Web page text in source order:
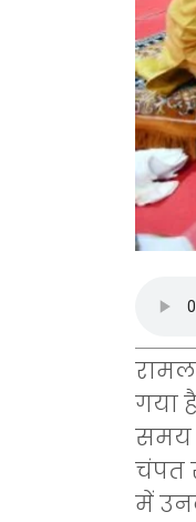
गया
समय
चंपत
में